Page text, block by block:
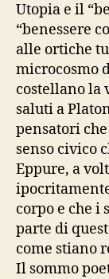
Utopia e il
“benessere
alle ortiche
microcosmo
costellano la
saluti a
pensatori
senso civico
Eppure, a
corpo e che i
parte di
come stiano
Il sommo